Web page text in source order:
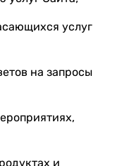
услуг
на запросы
и